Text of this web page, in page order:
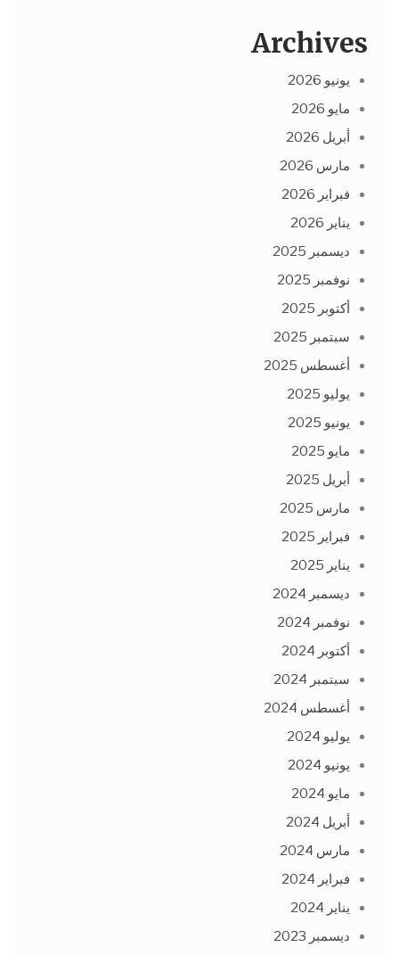
Archives
يونيو 2026
مايو 2026
أبريل 2026
مارس 2026
فبراير 2026
يناير 2026
ديسمبر 2025
نوفمبر 2025
أكتوبر 2025
سبتمبر 2025
أغسطس 2025
يوليو 2025
يونيو 2025
مايو 2025
أبريل 2025
مارس 2025
فبراير 2025
يناير 2025
ديسمبر 2024
نوفمبر 2024
أكتوبر 2024
سبتمبر 2024
أغسطس 2024
يوليو 2024
يونيو 2024
مايو 2024
أبريل 2024
مارس 2024
فبراير 2024
يناير 2024
ديسمبر 2023